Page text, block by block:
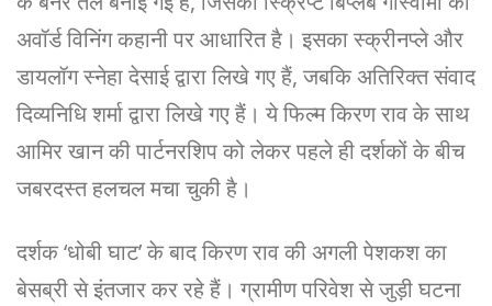
अवॉर्ड विनिंग कहानी पर आधारित है। इसका स्क्रीनप्ले और
डायलॉग स्नेहा देसाई द्वारा लिखे गए हैं, जबकि अतिरिक्त संवाद
दिव्यनिधि शर्मा द्वारा लिखे गए हैं। ये फिल्म किरण राव के साथ
आमिर खान की पार्टनरशिप को लेकर पहले ही दर्शकों के बीच
जबरदस्त हलचल मचा चुकी है।
दर्शक ‘धोबी घाट’ के बाद किरण राव की अगली पेशकश का
बेसब्री से इंतजार कर रहे हैं। ग्रामीण परिवेश से जुड़ी घटना